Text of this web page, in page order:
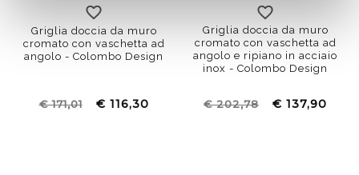
Griglia doccia da muro
cromato con vaschetta ad
angolo - Colombo Design
€ 171,01 € 116,30
Griglia doccia da muro
cromato con vaschetta ad
angolo e ripiano in acciaio
inox - Colombo Design
€ 202,78 € 137,90